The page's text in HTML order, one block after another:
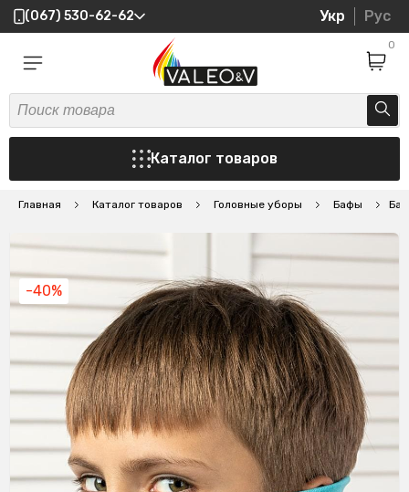
(067) 530-62-62 Укр Рус
0
Каталог товаров
Главная Каталог товаров Головные уборы Бафы
-40%